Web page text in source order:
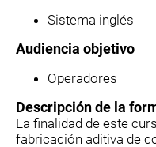
Sistema inglés
Audiencia objetivo
Operadores
Descripción de la
La finalidad de este
fabricación aditiva de